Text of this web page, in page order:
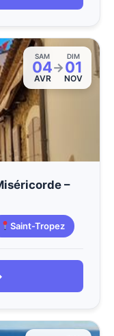
SAM
04
AVR
→
DIM
01
NOV
–
Saint-Tropez